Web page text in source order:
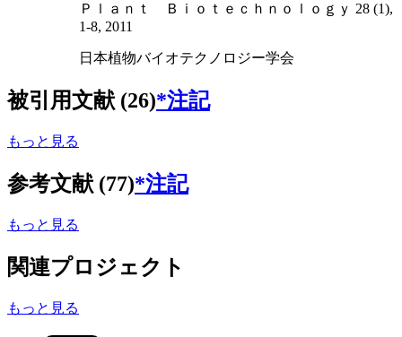
Ｐｌａｎｔ Ｂｉｏｔｅｃｈｎｏｌｏｇｙ 28 (1),
1-8, 2011
日本植物バイオテクノロジー学会
被引用文献 (26)*注記
もっと見る
参考文献 (77)*注記
もっと見る
関連プロジェクト
もっと見る